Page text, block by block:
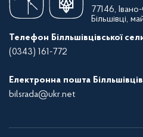
77146,
Більшівці,
Телефон Білльшівцівської
(0343) 161-772
Електронна пошта
bilsrada@ukr.net